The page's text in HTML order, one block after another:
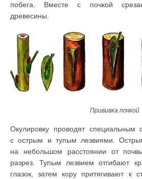
побега. Вместе с почкой
древесины.
Прививка почкой
Окулировку проводят специальным
с острым и тупым лезвиями.
на небольшом расстоянии от
разрез. Тупым лезвием отгибают
глазок, затем кору притягивают к